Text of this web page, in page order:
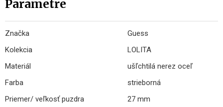
Parametre
Značka
Guess
Kolekcia
LOLITA
Materiál
ušľchtilá nerez oceľ
Farba
strieborná
Priemer/ veľkosť puzdra
27 mm